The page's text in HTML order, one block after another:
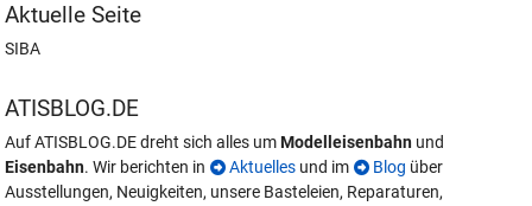
Aktuelle Seite
SIBA
ATISBLOG.DE
Auf ATISBLOG.DE dreht sich alles umModelleisenbahn und
Eisenbahn. Wir berichten in Aktuelles und im Blog über
Ausstellungen, Neuigkeiten, unsere Basteleien, Reparaturen,